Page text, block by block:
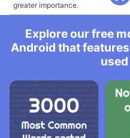
greater importance.
Explore our free
Android that